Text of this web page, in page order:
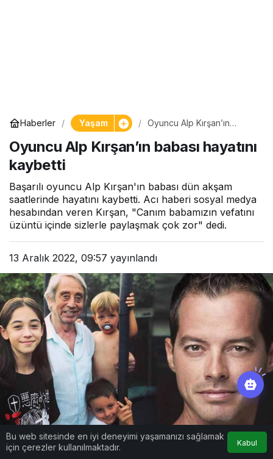
Haberler Yaşam
Oyuncu Alp Kırşan’ın
Oyuncu Alp Kırşan’ın babası hayatını
kaybetti
Başarılı oyuncu Alp Kırşan'ın babası dün akşam
saatlerinde hayatını kaybetti. Acı haberi sosyal medya
hesabından veren Kırşan, "Canım babamızın vefatını
üzüntü içinde sizlerle paylaşmak çok zor" dedi.
13 Aralık 2022, 09:57 yayınlandı
Google'da Abone Ol
Bu web sitesinde en iyi deneyimi yaşamanızı sağlamak
için çerezler kullanılmaktadır.
Kabul